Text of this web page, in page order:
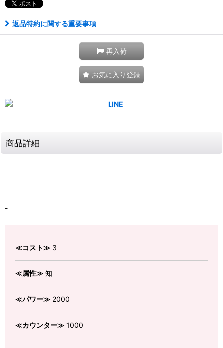
返品特約に関する重要事項
再入荷
お気に入り登録
商品詳細
-
≪コスト≫ 3
≪属性≫ 知
≪パワー≫ 2000
≪カウンター≫ 1000